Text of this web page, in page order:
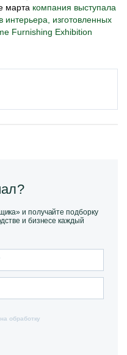
марта компания выступала
изготовленных
Furnishing Exhibition
и получайте подборку
и бизнесе каждый
обработку